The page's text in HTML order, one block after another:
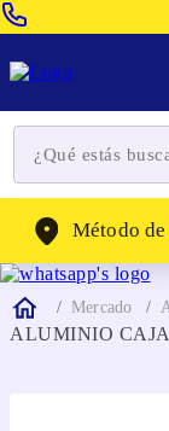
WhatsApp: (302)
Método
Mercado
ALUMINIO